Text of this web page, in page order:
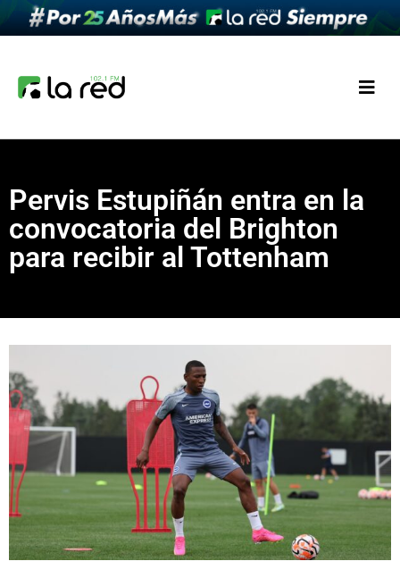
Pervis Estupiñán entra en la
convocatoria del Brighton
para recibir al Tottenham